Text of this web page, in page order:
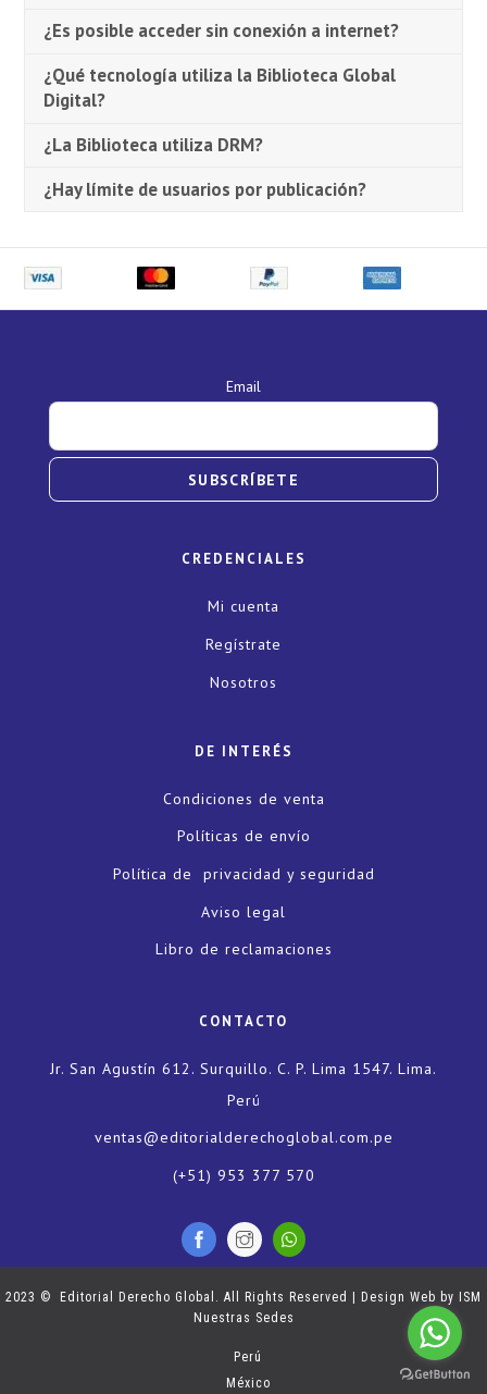
¿Es posible acceder sin conexión a internet?
¿Qué tecnología utiliza la Biblioteca Global
Digital?
¿La Biblioteca utiliza DRM?
¿Hay límite de usuarios por publicación?
Email
SUBSCRÍBETE
CREDENCIALES
Mi cuenta
Regístrate
Nosotros
DE INTERÉS
Condiciones de venta
Políticas de envío
Política de privacidad y seguridad
Aviso legal
Libro de reclamaciones
CONTACTO
Jr. San Agustín 612. Surquillo. C. P. Lima 1547. Lima.
Perú
ventas@editorialderechoglobal.com.pe
(+51) 953 377 570
2023 © Editorial Derecho Global. All Rights Reserved | Design Web by ISM
Nuestras Sedes
Perú
México